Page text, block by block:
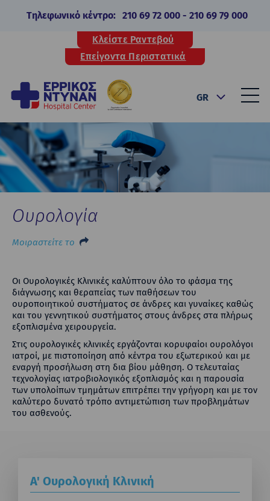
Τηλεφωνικό κέντρο: 210 69 72 000- 210 69 79 000
Κλείστε Ραντεβού
Επείγοντα Περιστατικά
GR
Ουρολογία
Μοιραστείτε το
Οι Ουρολογικές Κλινικές καλύπτουν όλο το φάσμα της
διάγνωσης και θεραπείας των παθήσεων του
ουροποιητικού συστήματος σε άνδρες και γυναίκες καθώς
και του γεννητικού συστήματος στους άνδρες στα πλήρως
εξοπλισμένα χειρουργεία.
Στις ουρολογικές κλινικές εργάζονται κορυφαίοι ουρολόγοι
ιατροί, με πιστοποίηση από κέντρα του εξωτερικού και με
εναργή προσήλωση στη δια βίου μάθηση. Ο τελευταίας
τεχνολογίας ιατροβιολογικός εξοπλισμός και η παρουσία
των υπολοίπων τμημάτων επιτρέπει την γρήγορη και με τον
καλύτερο δυνατό τρόπο αντιμετώπιση των προβλημάτων
του ασθενούς.
Α' Ουρολογική Κλινική